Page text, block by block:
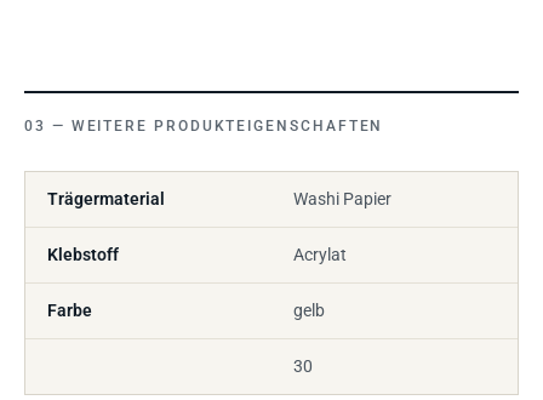
WEITERE PRODUKTEIGENSCHAFTEN
Trägermaterial Washi Papier
Klebstoff Acrylat
Farbe gelb
30